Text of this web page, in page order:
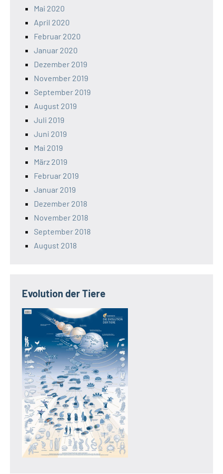
Mai 2020
April 2020
Februar 2020
Januar 2020
Dezember 2019
November 2019
September 2019
August 2019
Juli 2019
Juni 2019
Mai 2019
März 2019
Februar 2019
Januar 2019
Dezember 2018
November 2018
September 2018
August 2018
Evolution der Tiere